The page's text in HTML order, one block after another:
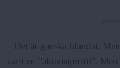
– Det är ganska blandat.
varit en ”aktivistprofil”.